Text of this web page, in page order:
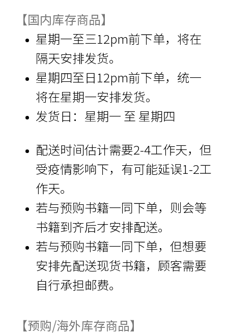
【国内库存商品】
星期一至三12pm前下单，将在
隔天安排发货。
星期四至日12pm前下单，统一
将在星期一安排发货。
发货日：星期一 至 星期四
配送时间估计需要2-4工作天，但
受疫情影响下，有可能延误1-2工
作天。
若与预购书籍一同下单，则会等
书籍到齐后才安排配送。
若与预购书籍一同下单，但想要
安排先配送现货书籍，顾客需要
自行承担邮费。
【预购/海外库存商品】